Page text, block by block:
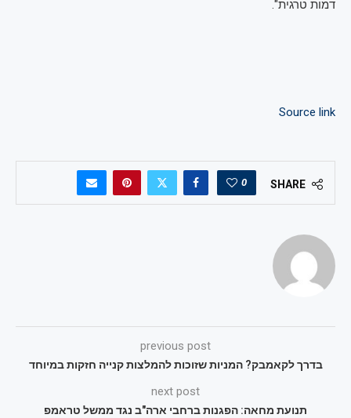
דמות טרגית".
Source link
SHARE
0
previous post
בדרך לקאמבק? המניות שזוכות להמלצות קנייה חזקות במיוחד
next post
תנועת מחאה: הפגנות ברחבי ארה"ב נגד ממשל טראמפ